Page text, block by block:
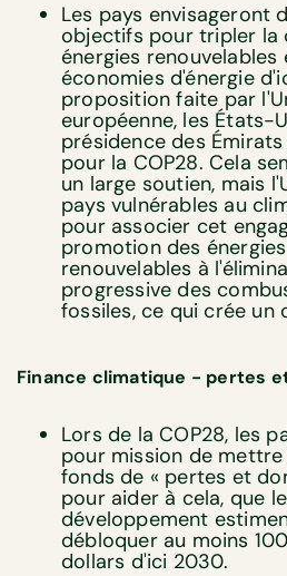
Les pays envisageront
objectifs pour tripler la
énergies renouvelables
économies d'énergie
proposition faite par
européenne, les États-
présidence des
pour la COP28. Cela
un large soutien, mais
pays vulnérables au
pour associer cet
promotion des énergies
renouvelables à
progressive des
fossiles, ce qui crée un
Finance climatique - pertes
Lors de la COP28, les
pour mission de
fonds de « pertes et
pour aider à cela, que
développement
débloquer au moins
dollars d'ici 2030.